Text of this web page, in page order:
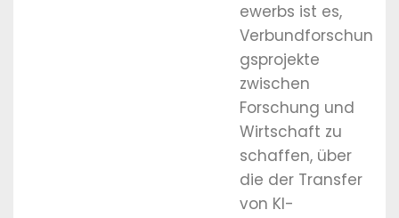
ewerbs ist es,
Verbundforschun
gsprojekte
zwischen
Forschung und
Wirtschaft zu
schaffen, über
die der Transfer
von KI-